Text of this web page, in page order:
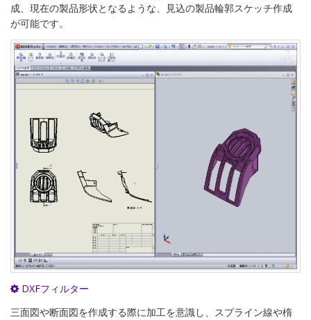
成、現在の製品形状となるような、見込の製品輪郭スケッチ作成
が可能です。
DXFフィルター
三面図や断面図を作成する際に加工を意識し、スプライン線や楕